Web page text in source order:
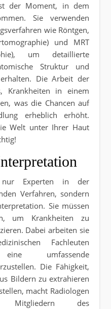
der Moment, in dem
Sie verwenden
wie Röntgen,
und MRT
um detaillierte
Struktur und
Die Arbeit der
Krankheiten in einem
was die Chancen auf
erheblich erhöht.
Welt unter Ihrer Haut
nur Experten in der
Verfahren, sondern
Sie müssen
um Krankheiten zu
Dabei arbeiten sie
Fachleuten
umfassende
Die Fähigkeit,
Bildern zu extrahieren
macht Radiologen
Mitgliedern des